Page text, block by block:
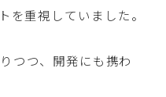
を重視していました。
つつ、開発にも携わ